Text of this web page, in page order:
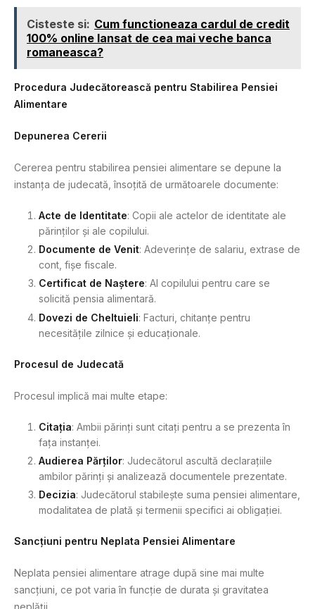
Cisteste si: Cum functioneaza cardul de credit
100% online lansat de cea mai veche banca
romaneasca?
Procedura Judecătorească pentru Stabilirea Pensiei
Alimentare
Depunerea Cererii
Cererea pentru stabilirea pensiei alimentare se depune la
instanța de judecată, însoțită de următoarele documente:
Acte de Identitate: Copii ale actelor de identitate ale
părinților și ale copilului.
Documente de Venit: Adeverințe de salariu, extrase de
cont, fișe fiscale.
Certificat de Naștere: Al copilului pentru care se
solicită pensia alimentară.
Dovezi de Cheltuieli: Facturi, chitanțe pentru
necesitățile zilnice și educaționale.
Procesul de Judecată
Procesul implică mai multe etape:
Citația: Ambii părinți sunt citați pentru a se prezenta în
fața instanței.
Audierea Părților: Judecătorul ascultă declarațiile
ambilor părinți și analizează documentele prezentate.
Decizia: Judecătorul stabilește suma pensiei alimentare,
modalitatea de plată și termenii specifici ai obligației.
Sancțiuni pentru Neplata Pensiei Alimentare
Neplata pensiei alimentare atrage după sine mai multe
sancțiuni, ce pot varia în funcție de durata și gravitatea
neplății.